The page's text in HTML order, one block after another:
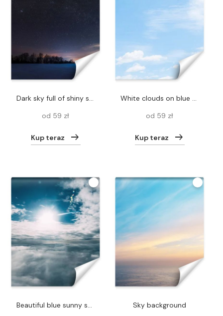
dark sky full of shiny stars in carpathian mountains in winter at night
od 59 zł
Kup teraz
White clouds on blue sky
od 59 zł
Kup teraz
beautiful blue sunny sky with white clouds
Sky background